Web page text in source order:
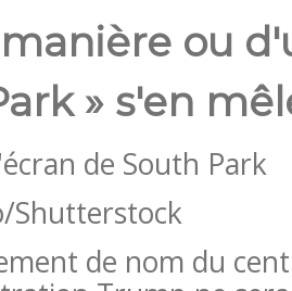
ou
» s'en
de South Park
Shutterstock
de nom du